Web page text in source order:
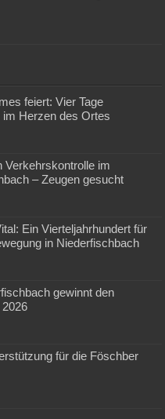
feiert: Vier Tage
Herzen des Ortes
Verkehrskontrolle im
– Zeugen gesucht
Ein Vierteljahrhundert für
in Niederfischbach
gewinnt den
für die Föschber